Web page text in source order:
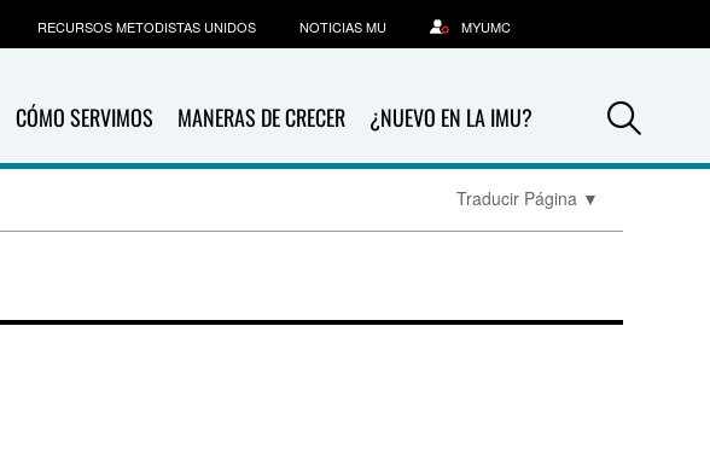
CÓMO SERVIMOS MANERAS DE CRECER ¿NUEVO EN LA IMU?
RECURSOS METODISTAS UNIDOS NOTICIAS MU MYUMC
Traducir Página ▼